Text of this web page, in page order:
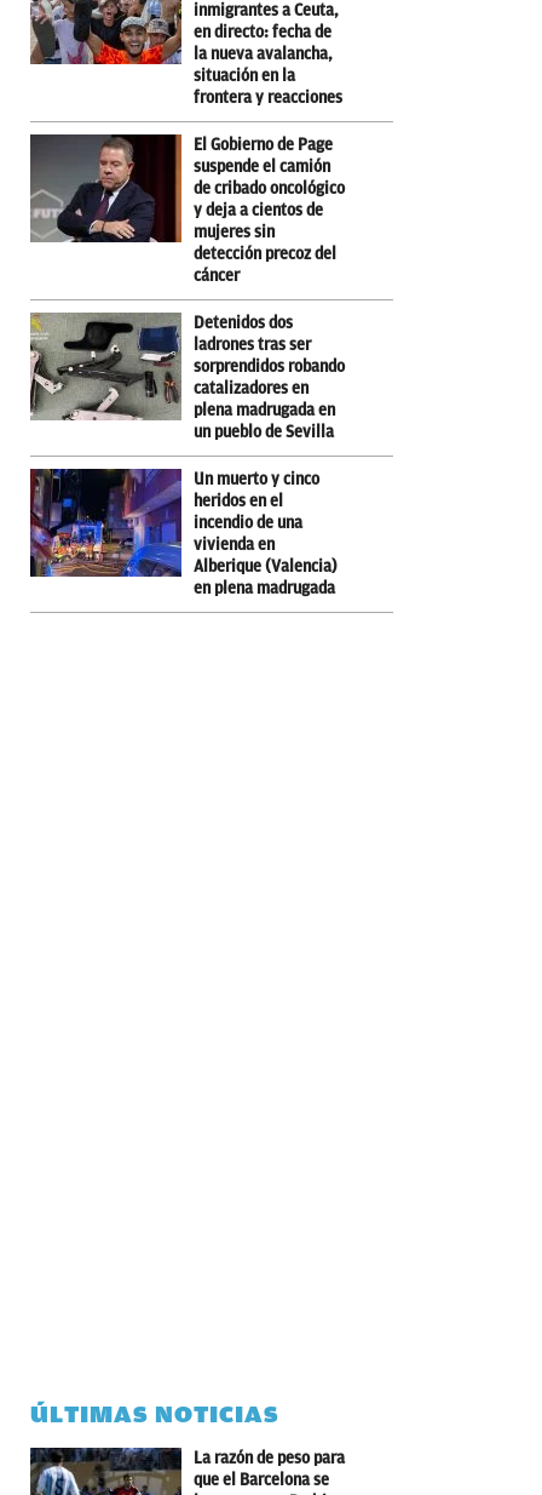
inmigrantes a Ceuta,
en directo: fecha de
la nueva avalancha,
situación en la
frontera y reacciones
El Gobierno de Page
suspende el camión
de cribado oncológico
y deja a cientos de
mujeres sin
detección precoz del
cáncer
Detenidos dos
ladrones tras ser
sorprendidos robando
catalizadores en
plena madrugada en
un pueblo de Sevilla
Un muerto y cinco
heridos en el
incendio de una
vivienda en
Alberique (Valencia)
en plena madrugada
ÚLTIMAS NOTICIAS
La razón de peso para
que el Barcelona se